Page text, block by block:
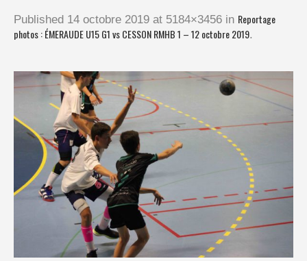
Published 14 octobre 2019 at 5184×3456 in Reportage
photos : ÉMERAUDE U15 G1 vs CESSON RMHB 1 – 12 octobre 2019.